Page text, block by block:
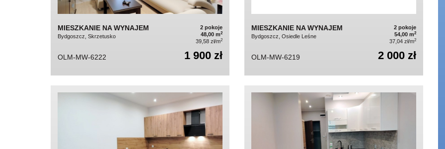
MIESZKANIE NA WYNAJEM
Bydgoszcz, Skrzetusko
2 pokoje
48,00 m2
39,58 zł/m2
OLM-MW-6222 1 900 zł
MIESZKANIE NA WYNAJEM
Bydgoszcz, Osiedle Leśne
2 pokoje
54,00 m2
37,04 zł/m2
OLM-MW-6219 2 000 zł